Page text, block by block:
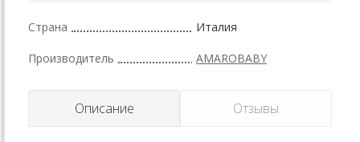
Страна Италия
Производитель AMAROBABY
Описание Отзывы